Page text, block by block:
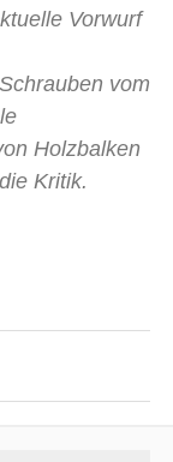
Vorwurf
vom
Holzbalken
Kritik.